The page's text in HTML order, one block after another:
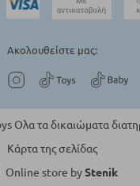
Ακολουθείστε μας:
Ολα τα δικαιώματα
Κάρτα της σελίδας
Online store byStenik